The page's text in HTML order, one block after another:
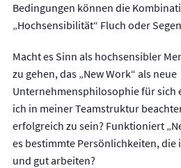
Bedingungen können die
„Hochsensibilität“ Fluch oder
Macht es Sinn als hochsensibler
zu gehen, das „New Work“ als neue
Unternehmensphilosophie für sich
ich in meiner Teamstruktur
erfolgreich zu sein? Funktioniert
es bestimmte Persönlichkeiten, die
und gut arbeiten?